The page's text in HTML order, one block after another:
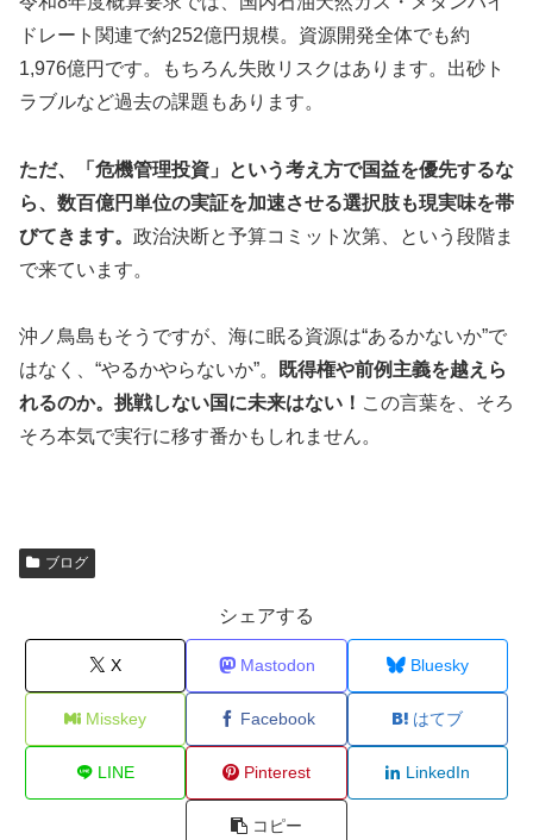
ドレート関連で約252億円規模。資源開発全体でも約
1,976億円です。もちろん失敗リスクはあります。出砂ト
ラブルなど過去の課題もあります。
ただ、「危機管理投資」という考え方で国益を優先するな
ら、数百億円単位の実証を加速させる選択肢も現実味を帯
びてきます。 政治決断と予算コミット次第、という段階ま
で来ています。
沖ノ鳥島もそうですが、海に眠る資源は“あるかないか”で
はなく、“やるかやらないか”。
既得権や前例主義を越えら
れるのか。挑戦しない国に未来はない！ この言葉を、そろ
そろ本気で実行に移す番かもしれません。
ブログ
シェアする
X Mastodon Bluesky
Misskey Facebook はてブ
LINE Pinterest LinkedIn
コピー